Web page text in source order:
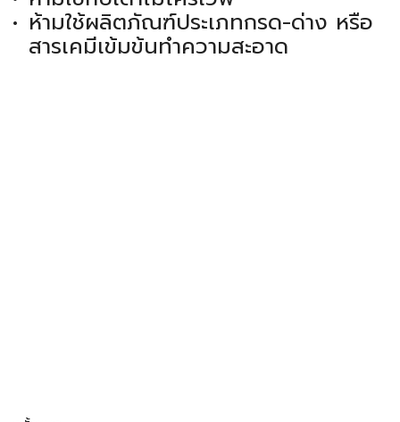
ห้ามใช้ผลิตภัณฑ์ประเภทกรด-ด่าง หรือ
สารเคมีเข้มข้นทำความสะอาด